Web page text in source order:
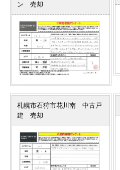
ン 売却
札幌市石狩市花川南 中古戸
建 売却